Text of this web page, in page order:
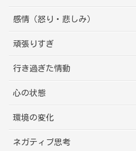
感情（怒り・悲しみ）
頑張りすぎ
行き過ぎた情動
心の状態
環境の変化
ネガティブ思考